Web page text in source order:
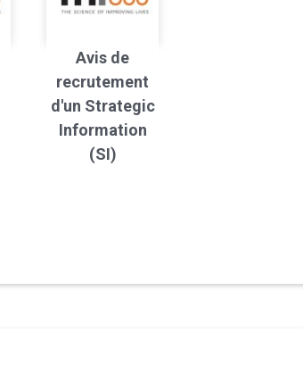
Avis de
recrutement
d'un Strategic
Information
(SI)